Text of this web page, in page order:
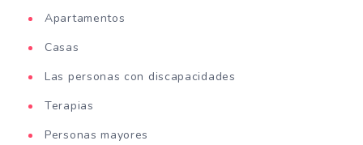
Apartamentos
Casas
Las personas con discapacidades
Terapias
Personas mayores